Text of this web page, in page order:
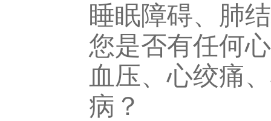
睡眠障碍、肺
您是否有任何
血压、心绞痛
病？